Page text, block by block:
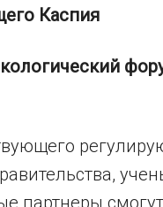
Каспия
партнеры